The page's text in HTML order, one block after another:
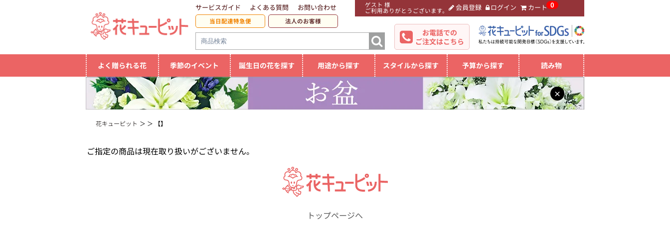
ゲスト 様
ご利用ありがとうございます。 会員登録 ログイン カート 0
サービスガイド よくある質問 お問い合わせ
当日配達特急便 法人のお客様
お電話での
ご注文はこちら
よく贈られる花 季節のイベント 誕生日の花を探す 用途から探す スタイルから探す 予算から探す 読み物
×
花キューピット 【】
ご指定の商品は現在取り扱いがございません。
トップページへ